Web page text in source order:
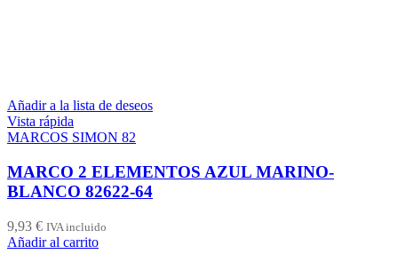
Añadir a la lista de deseos
Vista rápida
MARCOS SIMON 82
MARCO 2 ELEMENTOS AZUL MARINO-
BLANCO 82622-64
9,93 € IVA incluido
Añadir al carrito